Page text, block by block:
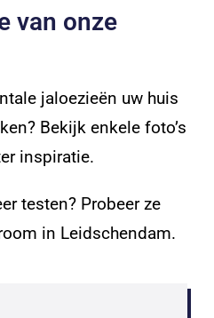
van onze
jaloezieën uw huis
Bekijk enkele foto’s
inspiratie.
testen? Probeer ze
in Leidschendam.